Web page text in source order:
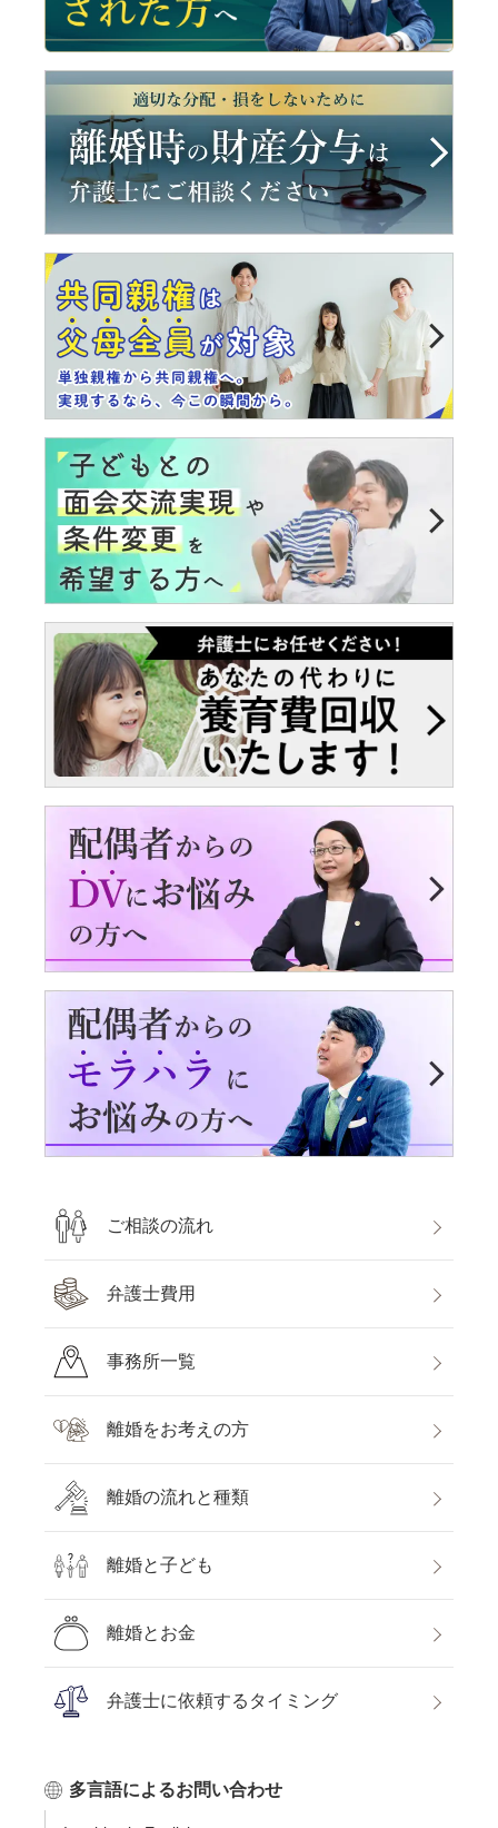
ご相談の流れ
弁護士費用
事務所一覧
離婚をお考えの方
離婚の流れと種類
離婚と子ども
離婚とお金
弁護士に依頼するタイミング
多言語によるお問い合わせ
平日9:30～21:00 / 土日祝9:30～
18:00